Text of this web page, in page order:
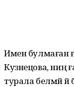
Имен булмаған
Кузнецова, ниңә
турала белмәй йә